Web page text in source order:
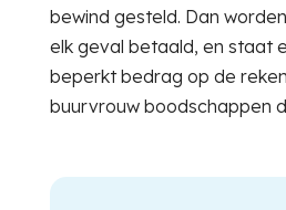
bewind gesteld. Dan
elk geval betaald, en staat
beperkt bedrag op de
buurvrouw boodschappen